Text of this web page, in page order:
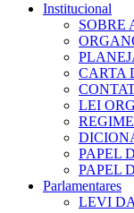
Institucional
SOBRE
CARTA
LEI
PAPEL
PAPEL
Parlamentares
LEVI